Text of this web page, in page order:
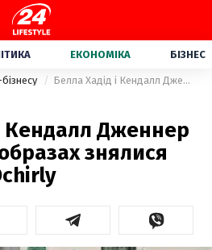
ЕКОНОМІКА БІЗНЕС
Белла Хадід і Кендалл Дженнер у трендових образах знялися для бренду Ochirly
Кендалл Дженнер
знялися